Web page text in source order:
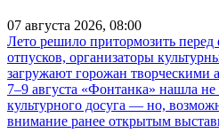
07 августа 2026, 08:00
Лето решило притормозить перед
отпусков, организаторы
загружают горожан творческими
7–9 августа «Фонтанка» нашла
культурного досуга — но,
внимание ранее открытым